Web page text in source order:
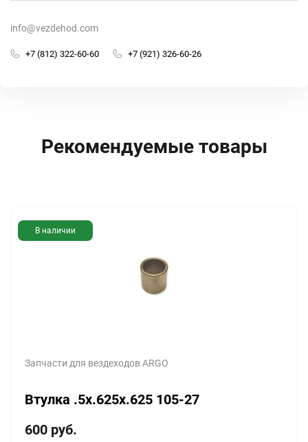
info@vezdehod.com
+7 (812) 322-60-60 +7 (921) 326-60-26
Рекомендуемые товары
В наличии
Запчасти для вездеходов ARGO
Втулка .5x.625x.625 105-27
600 руб.